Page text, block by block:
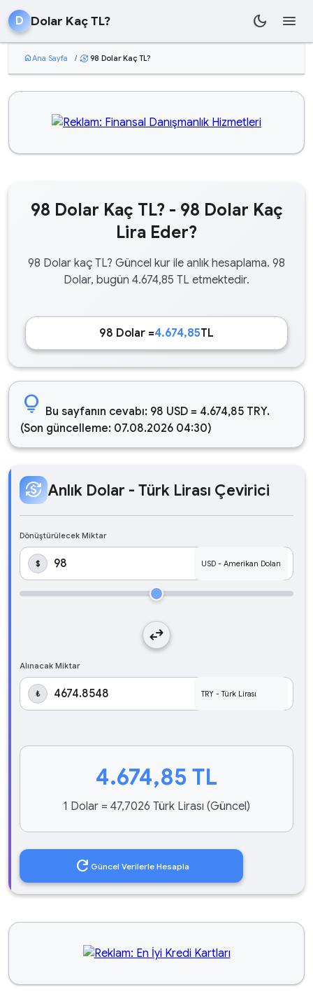
D Dolar Kaç TL? dark_mode menu
homeAna Sayfa / currency_exchange 98 Dolar Kaç TL?
98 Dolar Kaç TL? - 98 Dolar Kaç
Lira Eder?
98 Dolar kaç TL? Güncel kur ile anlık hesaplama. 98
Dolar, bugün 4.674,85 TL etmektedir.
98 Dolar =4.674,85TL
lightbulb Bu sayfanın cevabı: 98 USD = 4.674,85 TRY.
(Son güncelleme: 07.08.2026 04:30)
currency_exchange Anlık Dolar - Türk Lirası Çevirici
Dönüştürülecek Miktar
$
swap_horiz
Alınacak Miktar
₺
4.674,85 TL
1 Dolar = 47,7026 Türk Lirası (Güncel)
refresh Güncel Verilerle Hesapla